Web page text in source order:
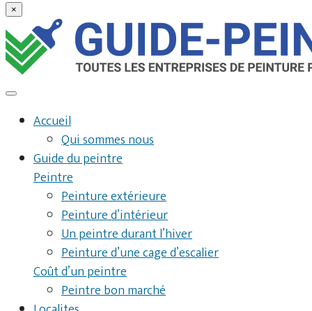
×
Accueil
Qui sommes nous
Guide du peintre
Peintre
Peinture extérieure
Peinture d’intérieur
Un peintre durant l’hiver
Peinture d’une cage d’escalier
Coût d’un peintre
Peintre bon marché